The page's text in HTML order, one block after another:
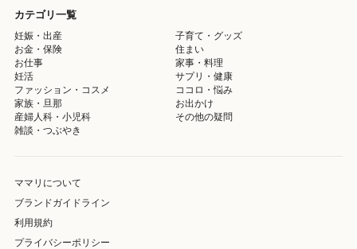
カテゴリ一覧
妊娠・出産
子育て・グッズ
お金・保険
住まい
お仕事
家事・料理
妊活
サプリ・健康
ファッション・コスメ
ココロ・悩み
家族・旦那
お出かけ
産婦人科・小児科
その他の疑問
雑談・つぶやき
ママリについて
ブランドガイドライン
利用規約
プライバシーポリシー